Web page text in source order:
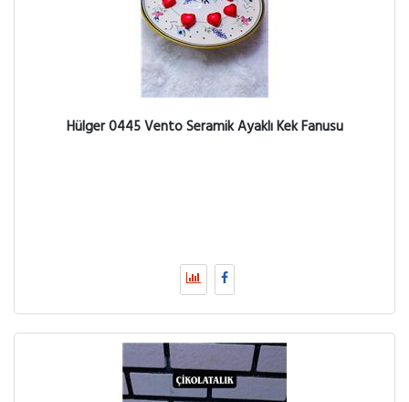
Hülger 0445 Vento Seramik Ayaklı Kek Fanusu